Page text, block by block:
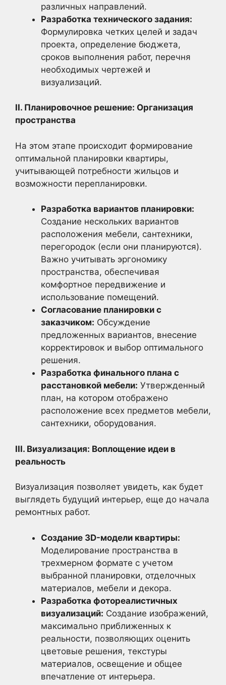
различных направлений.
Разработка технического задания:
Формулировка четких целей и задач
проекта, определение бюджета,
сроков выполнения работ, перечня
необходимых чертежей и
визуализаций.
II. Планировочное решение: Организация
пространства
На этом этапе происходит формирование
оптимальной планировки квартиры,
учитывающей потребности жильцов и
возможности перепланировки.
Разработка вариантов планировки:
Создание нескольких вариантов
расположения мебели, сантехники,
перегородок (если они планируются).
Важно учитывать эргономику
пространства, обеспечивая
комфортное передвижение и
использование помещений.
Согласование планировки с
заказчиком: Обсуждение
предложенных вариантов, внесение
корректировок и выбор оптимального
решения.
Разработка финального плана с
расстановкой мебели: Утвержденный
план, на котором отображено
расположение всех предметов мебели,
сантехники, оборудования.
III. Визуализация: Воплощение идеи в
реальность
Визуализация позволяет увидеть, как будет
выглядеть будущий интерьер, еще до начала
ремонтных работ.
Создание 3D-модели квартиры:
Моделирование пространства в
трехмерном формате с учетом
выбранной планировки, отделочных
материалов, мебели и декора.
Разработка фотореалистичных
визуализаций: Создание изображений,
максимально приближенных к
реальности, позволяющих оценить
цветовые решения, текстуры
материалов, освещение и общее
впечатление от интерьера.